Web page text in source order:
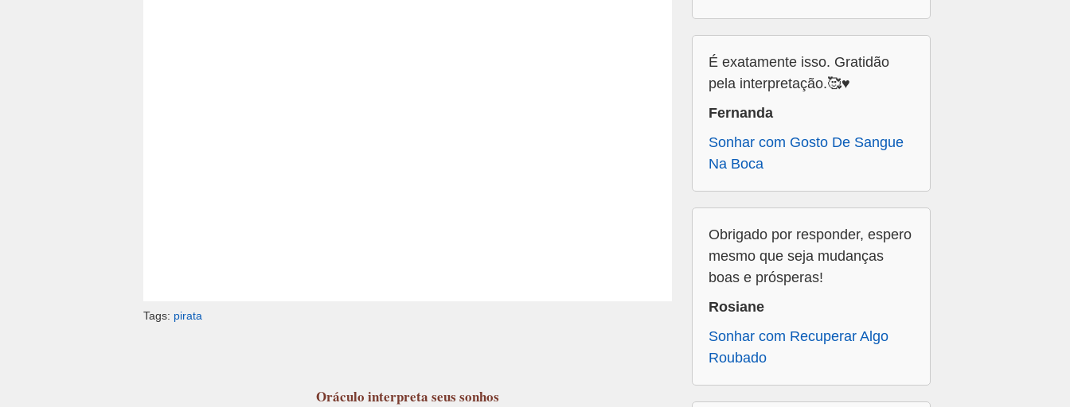
Tags: pirata
Oráculo interpreta seus sonhos
É exatamente isso. Gratidão
pela interpretação.🥰♥️
Fernanda
Sonhar com Gosto De Sangue
Na Boca
Obrigado por responder, espero
mesmo que seja mudanças
boas e prósperas!
Rosiane
Sonhar com Recuperar Algo
Roubado